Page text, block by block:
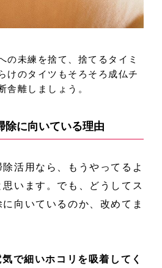
の未練を捨て、捨てるタイミ
けのタイツもそろそろ成仏チ
舎離しましょう。
除に向いている理由
活用なら、もうやってるよ
います。でも、どうしてス
に向いているのか、改めてま
で細いホコリを吸着してく